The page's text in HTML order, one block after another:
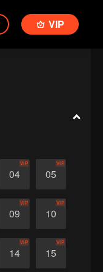
VIP
04
VIP
05
VIP
09
VIP
10
VIP
14
VIP
15
VIP